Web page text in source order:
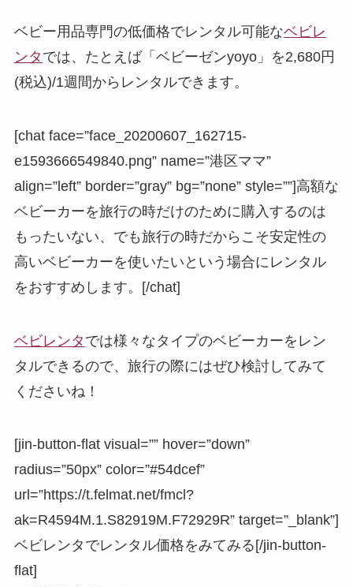
ベビー用品専門の低価格でレンタル可能なベビレ
ンタ では、たとえば「ベビーゼンyoyo」を2,680円
(税込)/1週間からレンタルできます。
[chat face=”face_20200607_162715-
e1593666549840.png” name=”港区ママ”
align=”left” border=”gray” bg=”none” style=””]高額な
ベビーカーを旅行の時だけのために購入するのは
もったいない、でも旅行の時だからこそ安定性の
高いベビーカーを使いたいという場合にレンタル
をおすすめします。[/chat]
ベビレンタ では様々なタイプのベビーカーをレン
タルできるので、旅行の際にはぜひ検討してみて
くださいね！
[jin-button-flat visual=”” hover=”down”
radius=”50px” color=”#54dcef”
url=”https://t.felmat.net/fmcl?
ak=R4594M.1.S82919M.F72929R” target=”_blank”]
ベビレンタでレンタル価格をみてみる[/jin-button-
flat]